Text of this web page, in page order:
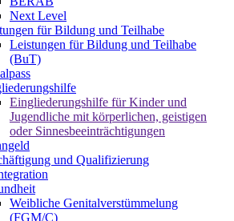
Next Level
für Bildung und Teilhabe
Leistungen für Bildung und Teilhabe
(BuT)
Eingliederungshilfe für Kinder und
Jugendliche mit körperlichen, geistigen
oder Sinnesbeeinträchtigungen
und Qualifizierung
Weibliche Genitalverstümmelung
(FGM/C)